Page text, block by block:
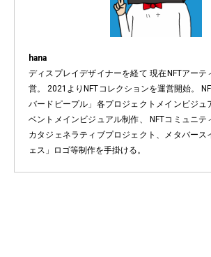
hana
ディスプレイデザイナーを経て 現在NFTアーテ
営。 2021よりNFTコレクションを運営開始。
バードピープル」各プロジェクトメインビジュ
ベントメインビジュアル制作、 NFTコミュニテ
カタジェネラティブプロジェクト、メタバース
ェス」ロゴ等制作を手掛ける。